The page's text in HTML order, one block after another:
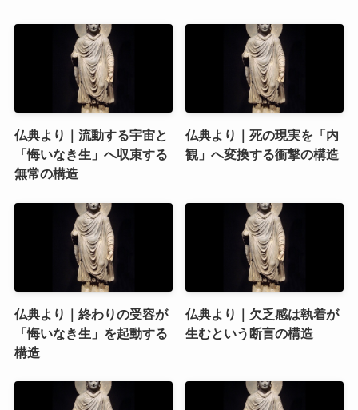
仏典より｜流動する宇宙と
「悔いなき生」へ収束する
無常の構造
仏典より｜死の現実を「内
観」へ変換する衝撃の構造
仏典より｜終わりの受容が
「悔いなき生」を起動する
構造
仏典より｜欠乏感は執着が
生むという断言の構造